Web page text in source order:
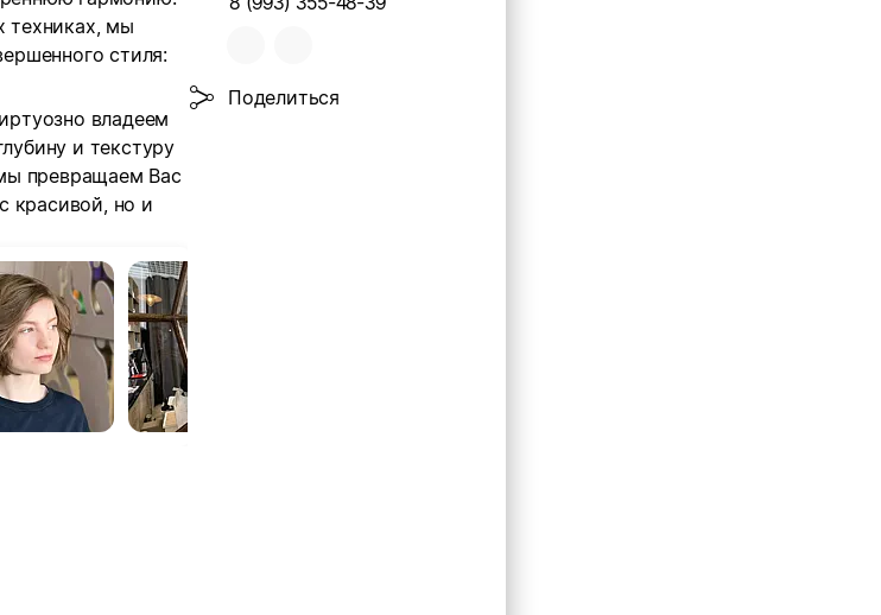
техниках, мы
стиля:
владеем
и текстуру
превращаем Вас
красивой, но и
Поделиться